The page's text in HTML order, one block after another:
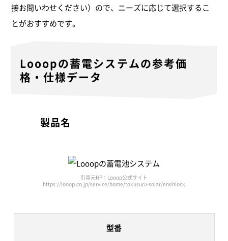
接お問いわせください）ので、ニーズに応じて選択するこ
とがおすすめです。
Looopの蓄電システムの参考価
格・仕様データ
製品名
引用元HP：Looop公式サイト
https://looop.co.jp/service/home/tokusuru-solar/eneblock
型番